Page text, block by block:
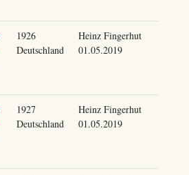
1926
Deutschland
Heinz Fingerhut
01.05.2019
1927
Deutschland
Heinz Fingerhut
01.05.2019